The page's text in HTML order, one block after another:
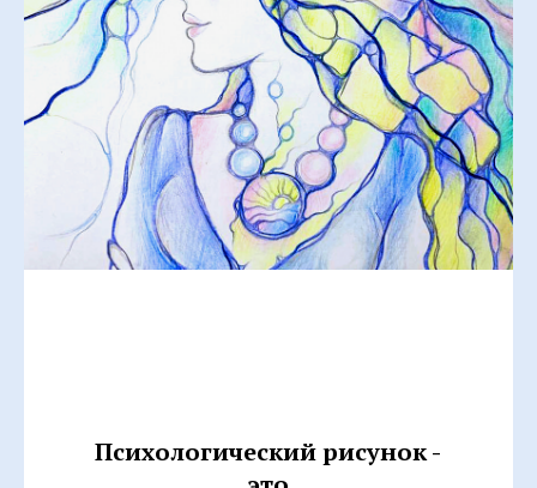
Психологический рисунок -